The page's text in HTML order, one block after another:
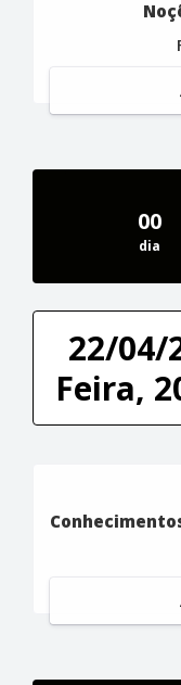
00
dia
22/04/
Feira,